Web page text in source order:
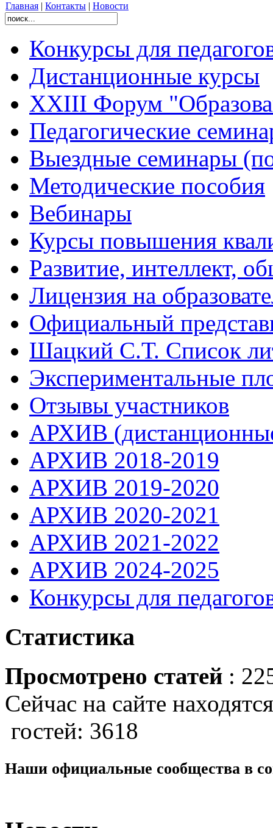
Главная | Контакты | Новости
Конкурсы для
Дистанционные курсы
XXIII Форум
Педагогические
Выездные семинары
Методические пособия
Вебинары
Курсы повышения
Развитие, интеллект,
Лицензия на
Официальный
Шацкий С.Т. Список
Экспериментальные
Отзывы участников
АРХИВ
АРХИВ 2018-2019
АРХИВ 2019-2020
АРХИВ 2020-2021
АРХИВ 2021-2022
АРХИВ 2024-2025
Конкурсы для
Статистика
Просмотрено статей :
Сейчас на сайте
гостей: 3618
Наши официальные сообщества в